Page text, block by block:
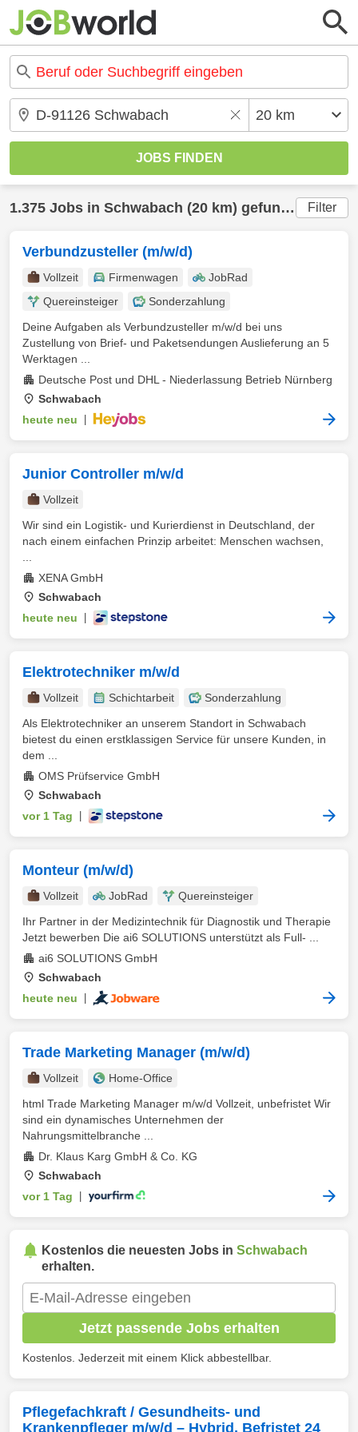
1.375 Jobs in Schwabach (20 km) gefunden Filter
Verbundzusteller (m/w/d)
Vollzeit Firmenwagen
JobRad
Quereinsteiger
Sonderzahlung
Deine Aufgaben als Verbundzusteller m/w/d bei uns
Zustellung von Brief- und Paketsendungen Auslieferung an 5
Werktagen ...
Deutsche Post und DHL - Niederlassung Betrieb Nürnberg
Schwabach
heute neu
Junior Controller m/w/d
Vollzeit
Wir sind ein Logistik- und Kurierdienst in Deutschland, der
nach einem einfachen Prinzip arbeitet: Menschen wachsen,
XENA GmbH
Schwabach
heute neu
Elektrotechniker m/w/d
Vollzeit Schichtarbeit
Sonderzahlung
Als Elektrotechniker an unserem Standort in Schwabach
bietest du einen erstklassigen Service für unsere Kunden, in
dem ...
OMS Prüfservice GmbH
Schwabach
vor 1 Tag
Monteur (m/w/d)
Vollzeit JobRad
Quereinsteiger
Ihr Partner in der Medizintechnik für Diagnostik und Therapie
Jetzt bewerben Die ai6 SOLUTIONS unterstützt als Full- ...
ai6 SOLUTIONS GmbH
Schwabach
heute neu
Trade Marketing Manager (m/w/d)
Vollzeit
Home-Office
html Trade Marketing Manager m/w/d Vollzeit, unbefristet Wir
sind ein dynamisches Unternehmen der
Nahrungsmittelbranche ...
Dr. Klaus Karg GmbH & Co. KG
Schwabach
vor 1 Tag
Kostenlos die neuesten Jobs in Schwabach
erhalten.
Jetzt passende Jobs erhalten
Kostenlos. Jederzeit mit einem Klick abbestellbar.
Pflegefachkraft / Gesundheits- und
Krankenpfleger m/w/d – Hybrid, Befristet 24